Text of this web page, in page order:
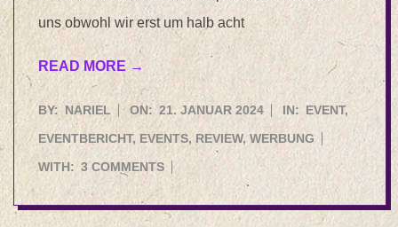
uns obwohl wir erst um halb acht
READ MORE →
2024-
01-
21
BY: NARIEL ON: 21. JANUAR 2024 IN: EVENT,
EVENTBERICHT, EVENTS, REVIEW,WERBUNG
WITH: 3 COMMENTS